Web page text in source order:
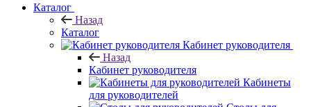
Каталог
Назад
Каталог
Кабинет руководителя
Назад
Кабинет руководителя
Кабинеты
для руководителей